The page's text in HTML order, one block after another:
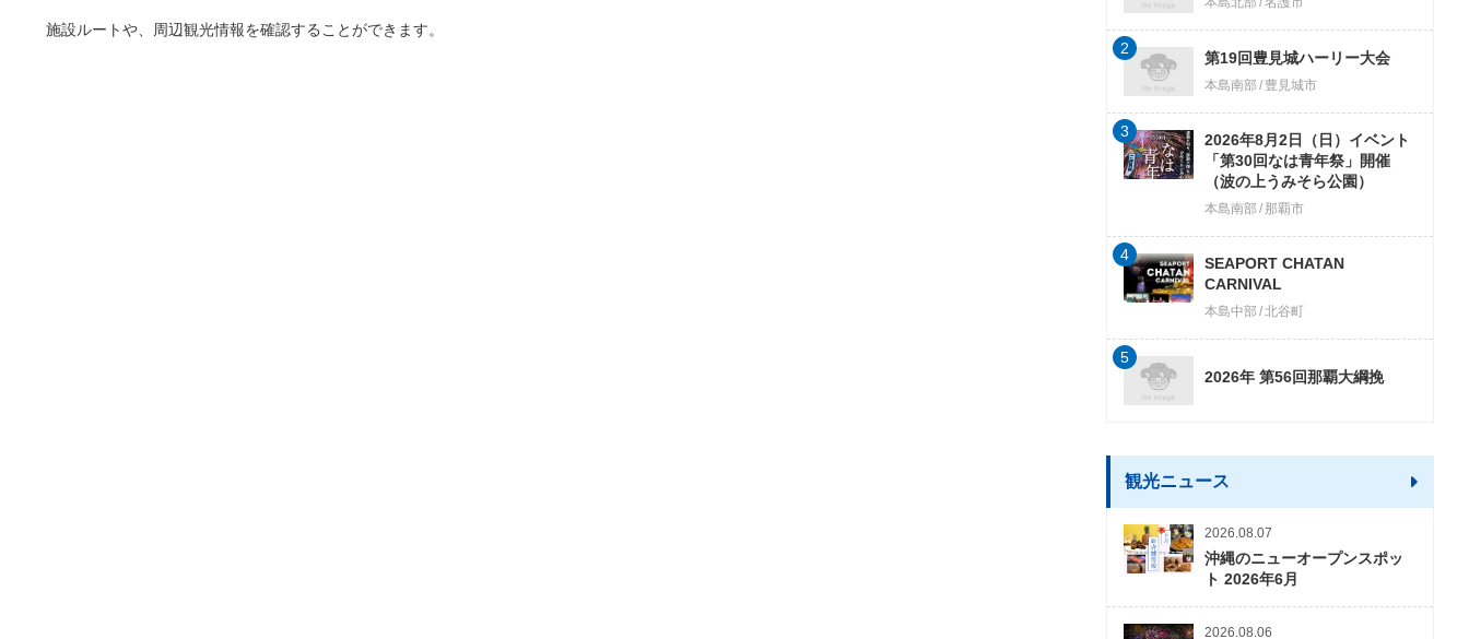
施設ルートや、周辺観光情報を確認することができます。
第19回豊見城ハーリー大会
本島南部 豊見城市
2
2026年8月2日（日）イベント
「第30回なは青年祭」開催
（波の上うみそら公園）
本島南部 那覇市
3
SEAPORT CHATAN
CARNIVAL
本島中部 北谷町
4
2026年 第56回那覇大綱挽
5
観光ニュース
2026.08.07
沖縄のニューオープンスポッ
ト 2026年6月
2026.08.06